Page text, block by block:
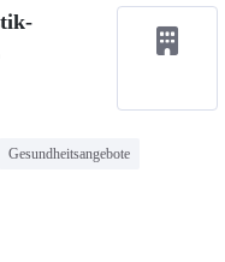
Gesundheitsangebote